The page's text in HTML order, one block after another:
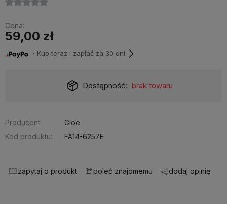
Cena:
59,00 zł
・Kup teraz i zapłać za 30 dni
Dostępność: brak towaru
Producent:
Gloe
Kod produktu:
FA14-6257E
zapytaj o produkt poleć znajomemu dodaj opinię